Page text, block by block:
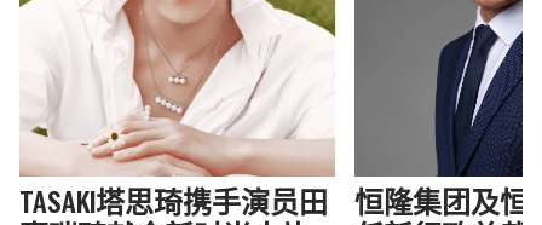
TASAKI塔思琦携手演员田
恒隆集团及恒